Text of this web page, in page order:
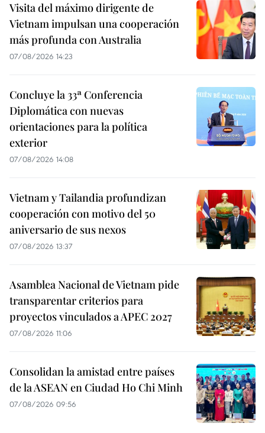
Visita del máximo dirigente de
Vietnam impulsan una cooperación
más profunda con Australia
07/08/2026 14:23
Concluye la 33ª Conferencia
Diplomática con nuevas
orientaciones para la política
exterior
07/08/2026 14:08
Vietnam y Tailandia profundizan
cooperación con motivo del 50
aniversario de sus nexos
07/08/2026 13:37
Asamblea Nacional de Vietnam pide
transparentar criterios para
proyectos vinculados a APEC 2027
07/08/2026 11:06
Consolidan la amistad entre países
de la ASEAN en Ciudad Ho Chi Minh
07/08/2026 09:56